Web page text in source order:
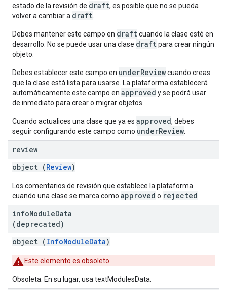
estado de la revisión de draft, es posible que no se pueda
volver a cambiar a draft
Debes mantener este campo en draftcuando la clase esté en
desarrollo. No se puede usar una clase draftpara crear ningún
objeto.
Debes establecer este campo en underReviewcuando creas
que la clase está lista para usarse. La plataforma establecerá
automáticamente este campo en approved y se podrá usar
de inmediato para crear o migrar objetos.
Cuando actualices una clase que ya es approved, debes
seguir configurando este campo como underReview
review
object (Review)
Los comentarios de revisión que establece la plataforma
cuando una clase se marca como approved o rejected
infoModuleData
(deprecated)
object (InfoModuleData)
Este elemento es obsoleto.
Obsoleta. En su lugar, usa textModulesData.